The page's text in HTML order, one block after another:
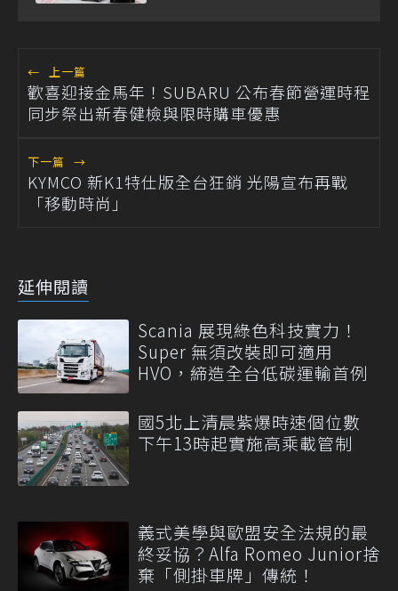
← 上一篇
歡喜迎接金馬年！SUBARU 公布春節營運時程
同步祭出新春健檢與限時購車優惠
下一篇 →
KYMCO 新K1特仕版全台狂銷 光陽宣布再戰
「移動時尚」
延伸閱讀
Scania 展現綠色科技實力！
Super 無須改裝即可適用
HVO，締造全台低碳運輸首例
國5北上清晨紫爆時速個位數
下午13時起實施高乘載管制
義式美學與歐盟安全法規的最
終妥協？Alfa Romeo Junior捨
棄「側掛車牌」傳統！